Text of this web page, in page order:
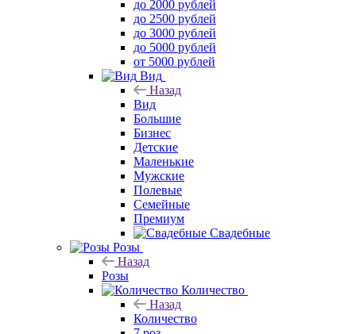
до 2000 рублей
до 2500 рублей
до 3000 рублей
до 5000 рублей
от 5000 рублей
Вид
Назад
Вид
Большие
Бизнес
Детские
Маленькие
Мужские
Полевые
Семейные
Премиум
Свадебные
Розы
Назад
Розы
Количество
Назад
Количество